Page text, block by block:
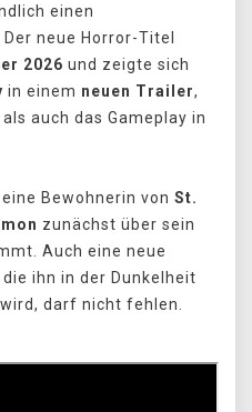
einen
. Der neue Horror-Titel
2026 und zeigte sich
in einem neuen Trailer,
auch das Gameplay in
eine Bewohnerin von St.
zunächst über sein
Auch eine neue
die ihn in der Dunkelheit
darf nicht fehlen.